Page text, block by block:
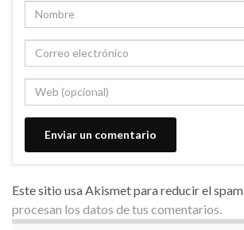
Este sitio usa Akismet para reducir el spam.
procesan los datos de tus comentarios.